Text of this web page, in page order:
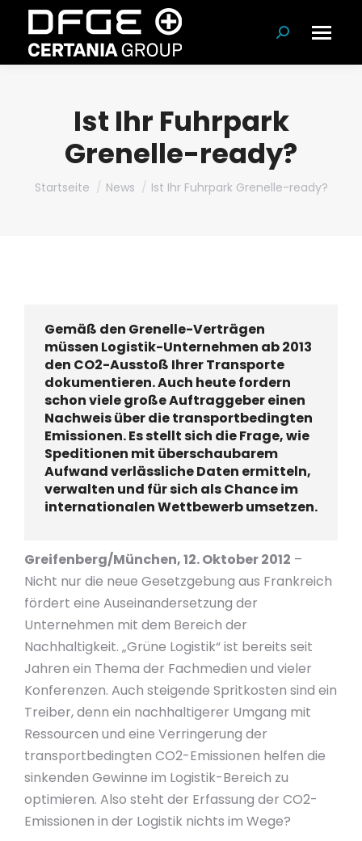
Suchen:
Ist Ihr Fuhrpark
Grenelle-ready?
Du bist hier:
Startseite News Ist Ihr Fuhrpark Grenelle-ready?
Gemäß den Grenelle-Verträgen
müssen Logistik-Unternehmen ab 2013
den CO2-Ausstoß Ihrer Transporte
dokumentieren. Auch heute fordern
schon viele große Auftraggeber einen
Nachweis über die transportbedingten
Emissionen. Es stellt sich die Frage, wie
Speditionen mit überschaubarem
Aufwand verlässliche Daten ermitteln,
verwalten und für sich als Chance im
internationalen Wettbewerb umsetzen.
Greifenberg/München, 12. Oktober 2012 –
Nicht nur die neue Gesetzgebung aus Frankreich
fördert eine Auseinandersetzung der
Unternehmen mit dem Bereich der
Nachhaltigkeit. „Grüne Logistik“ ist bereits seit
Jahren ein Thema der Fachmedien und vieler
Konferenzen. Auch steigende Spritkosten sind ein
Treiber, denn ein nachhaltigerer Umgang mit
Ressourcen und eine Verringerung der
transportbedingten CO2-Emissionen helfen die
sinkenden Gewinne im Logistik-Bereich zu
optimieren. Also steht der Erfassung der CO2-
Emissionen in der Logistik nichts im Wege?